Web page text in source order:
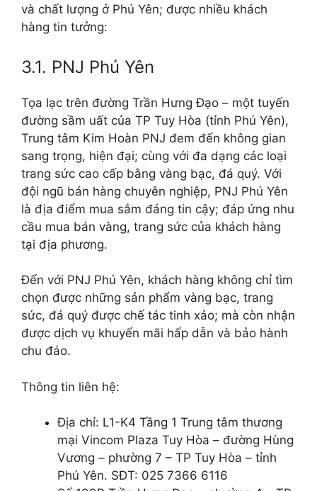
và chất lượng ở Phú Yên; được nhiều khách
hàng tin tưởng:
3.1. PNJ Phú Yên
Tọa lạc trên đường Trần Hưng Đạo – một tuyến
đường sầm uất của TP Tuy Hòa (tỉnh Phú Yên),
Trung tâm Kim Hoàn PNJ đem đến không gian
sang trọng, hiện đại; cùng với đa dạng các loại
trang sức cao cấp bằng vàng bạc, đá quý. Với
đội ngũ bán hàng chuyên nghiệp, PNJ Phú Yên
là địa điểm mua sắm đáng tin cậy; đáp ứng nhu
cầu mua bán vàng, trang sức của khách hàng
tại địa phương.
Đến với PNJ Phú Yên, khách hàng không chỉ tìm
chọn được những sản phẩm vàng bạc, trang
sức, đá quý được chế tác tinh xảo; mà còn nhận
được dịch vụ khuyến mãi hấp dẫn và bảo hành
chu đáo.
Thông tin liên hệ:
Địa chỉ: L1-K4 Tầng 1 Trung tâm thương
mại Vincom Plaza Tuy Hòa – đường Hùng
Vương – phường 7 – TP Tuy Hòa – tỉnh
Phú Yên. SĐT: 025 7366 6116